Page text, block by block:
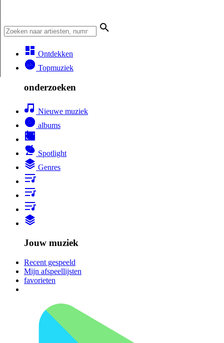
Ontdekken
Topmuziek
onderzoeken
Nieuwe muziek
albums
Spotlight
Genres
Jouw muziek
Recent gespeeld
Mijn afspeellijsten
favorieten